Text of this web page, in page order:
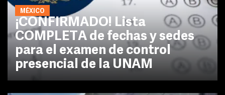
MÉXICO
¡CONFIRMADO! Lista
COMPLETA de fechas y sedes
para el examen de control
presencial de la UNAM